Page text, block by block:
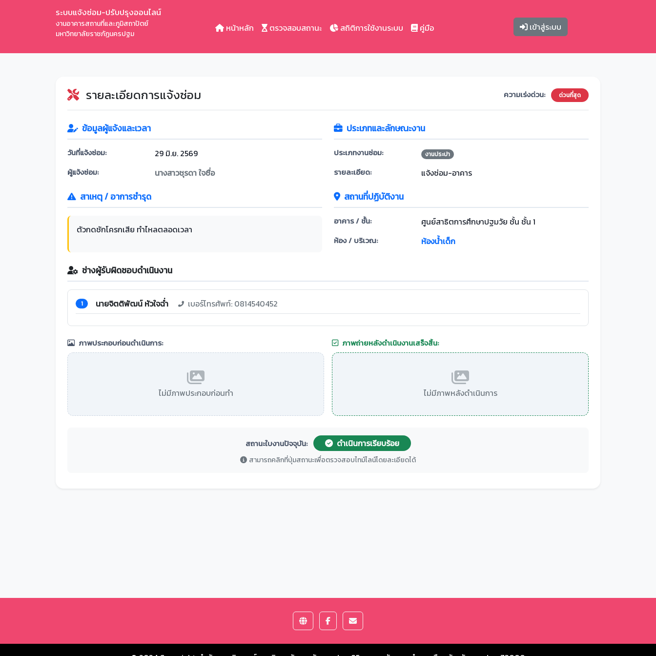
ระบบแจ้งซ่อม-ปรับปรุงออนไลน์
งานอาคารสถานที่และภูมิสถาปัตย์
มหาวิทยาลัยราชภัฏนครปฐม
หน้าหลัก ตรวจสอบสถานะ สถิติการใช้งานระบบ คู่มือ เข้าสู่ระบบ
รายละเอียดการแจ้งซ่อม ความเร่งด่วน: ด่วนที่สุด
ข้อมูลผู้แจ้งและเวลา
วันที่แจ้งซ่อม: 29 มิ.ย. 2569
ผู้แจ้งซ่อม: นางสาวชุรดา ใจซื่อ
ประเภทและลักษณะงาน
ประเภทงานซ่อม: งานประปา
รายละเอียด: แจ้งซ่อม-อาคาร
สาเหตุ / อาการชำรุด
ตัวกดชักโครกเสีย ทำไหลตลอดเวลา
สถานที่ปฏิบัติงาน
อาคาร / ชั้น: ศูนย์สาธิตการศึกษาปฐมวัย ชั้น ชั้น 1
ห้อง / บริเวณ: ห้องน้ำเด็ก
ช่างผู้รับผิดชอบดำเนินงาน
1 นายจิตติพัฒน์ หัวใจฉ่ำ เบอร์โทรศัพท์: 0814540452
ภาพประกอบก่อนดำเนินการ:
ไม่มีภาพประกอบก่อนทำ
ภาพถ่ายหลังดำเนินงานเสร็จสิ้น:
ไม่มีภาพหลังดำเนินการ
สถานะใบงานปัจจุบัน: ดำเนินการเรียบร้อย
สามารถคลิกที่ปุ่มสถานะเพื่อตรวจสอบไทม์ไลน์โดยละเอียดได้